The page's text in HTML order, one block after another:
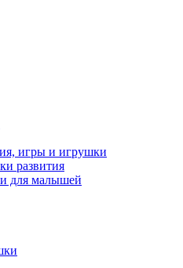
игры и игрушки
развития
для малышей